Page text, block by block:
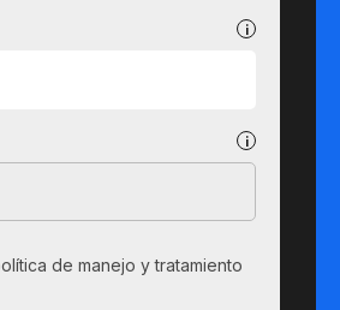
de manejo y tratamiento